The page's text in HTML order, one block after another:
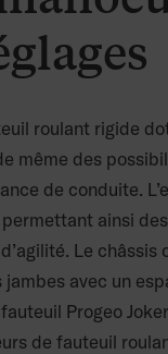
roulant rigide
même des
de conduite.
ainsi
Le châssis
avec un
Progeo
de fauteuil